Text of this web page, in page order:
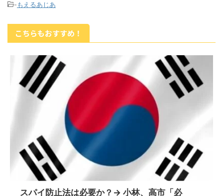
-もえるあじあ
こちらもおすすめ！
スパイ防止法は必要か？→ 小林、高市「必